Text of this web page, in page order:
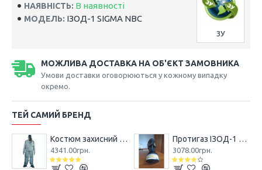
МОЖЛИВА ДОСТАВКА НА ОБ'ЄКТ ЗАМОВНИКА
Умови доставки оговорюються у кожному випадку
окремо.
НАЯВНІСТЬ: В наявності
МОДЕЛЬ: ІЗОД-1 SIGMA NBC
ЗУ
ТЕЙ САМИЙ БРЕНД
Костюм захисний Л-1 (легкий)
4341.00грн.
Протигаз ІЗОД-1 SIGMA CBRN
3078.00грн.